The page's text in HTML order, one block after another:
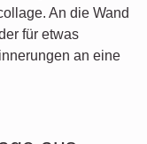
An die Wand
für etwas
an eine